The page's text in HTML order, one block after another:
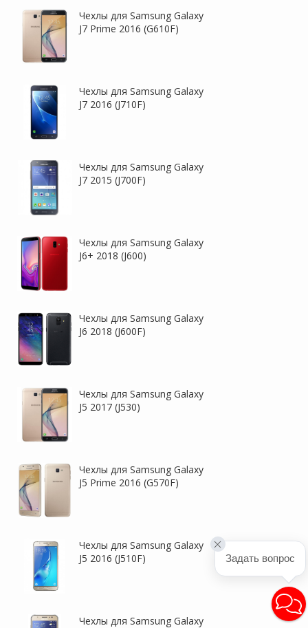
Чехлы для Samsung Galaxy
J7 Prime 2016 (G610F)
Чехлы для Samsung Galaxy
J7 2016 (J710F)
Чехлы для Samsung Galaxy
J7 2015 (J700F)
Чехлы для Samsung Galaxy
J6+ 2018 (J600)
Чехлы для Samsung Galaxy
J6 2018 (J600F)
Чехлы для Samsung Galaxy
J5 2017 (J530)
Чехлы для Samsung Galaxy
J5 Prime 2016 (G570F)
Чехлы для Samsung Galaxy
J5 2016 (J510F)
Чехлы для Samsung Galaxy
Задать вопрос